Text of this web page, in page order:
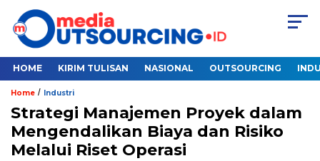
HOME KIRIM TULISAN NASIONAL OUTSOURCING
Home / Industri
Strategi Manajemen Proyek dalam
Mengendalikan Biaya dan Risiko
Melalui Riset Operasi